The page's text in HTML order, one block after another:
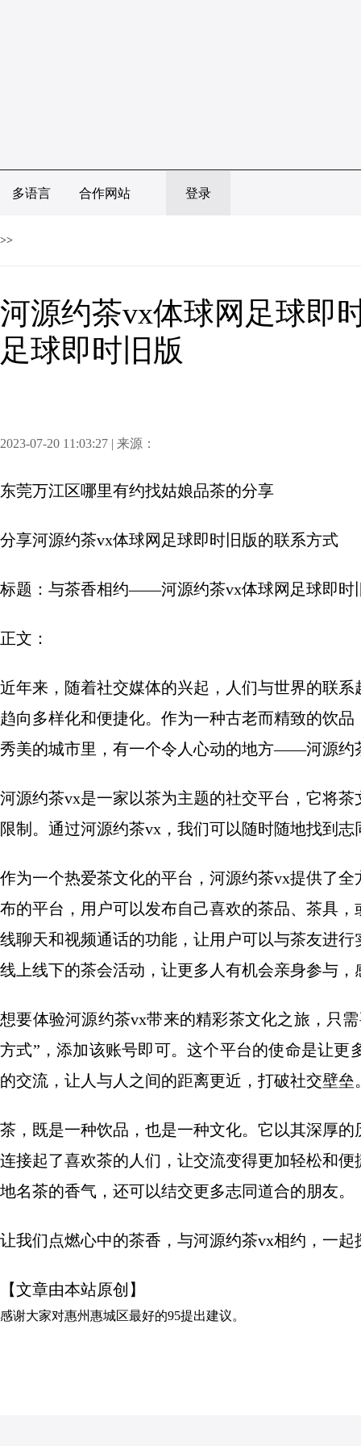
多语言 合作网站 登录
>>
河源约茶vx体球网足球即
足球即时旧版
2023-07-20 11:03:27 | 来源：
东莞万江区哪里有约找姑娘品茶的分享
分享河源约茶vx体球网足球即时旧版的联系方式
标题：与茶香相约——河源约茶vx体球网足球即时
正文：
近年来，随着社交媒体的兴起，人们与世界的联
趋向多样化和便捷化。作为一种古老而精致的饮
秀美的城市里，有一个令人心动的地方——河源约
河源约茶vx是一家以茶为主题的社交平台，它将
限制。通过河源约茶vx，我们可以随时随地找到
作为一个热爱茶文化的平台，河源约茶vx提供了
布的平台，用户可以发布自己喜欢的茶品、茶具
线聊天和视频通话的功能，让用户可以与茶友进
线上线下的茶会活动，让更多人有机会亲身参与，
想要体验河源约茶vx带来的精彩茶文化之旅，只
方式”，添加该账号即可。这个平台的使命是让
的交流，让人与人之间的距离更近，打破社交壁垒
茶，既是一种饮品，也是一种文化。它以其深厚
连接起了喜欢茶的人们，让交流变得更加轻松和
地名茶的香气，还可以结交更多志同道合的朋友。
让我们点燃心中的茶香，与河源约茶vx相约，一起
【文章由本站原创】
感谢大家对惠州惠城区最好的95提出建议。